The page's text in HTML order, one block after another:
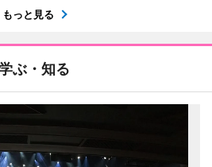
もっと見る
ぶ・知る